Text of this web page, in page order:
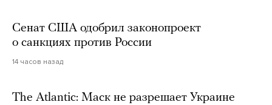
Сенат США одобрил законопроект
о санкциях против России
14 часов назад
The Atlantic: Маск не разрешает Украине